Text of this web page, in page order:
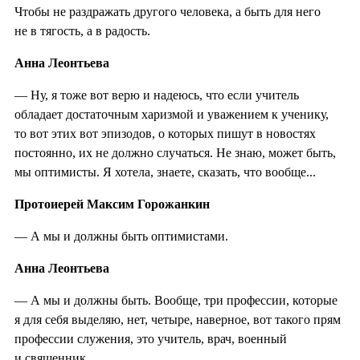
Чтобы не раздражать другого человека, а быть для него
не в тягость, а в радость.
Анна Леонтьева
— Ну, я тоже вот верю и надеюсь, что если учитель
обладает достаточным харизмой и уважением к ученику,
то вот этих вот эпизодов, о которых пишут в новостях
постоянно, их не должно случаться. Не знаю, может быть,
мы оптимисты. Я хотела, знаете, сказать, что вообще...
Протоиерей Максим Горожанкин
— А мы и должны быть оптимистами.
Анна Леонтьева
— А мы и должны быть. Вообще, три профессии, которые
я для себя выделяю, нет, четыре, наверное, вот такого прям
профессии служения, это учитель, врач, военный